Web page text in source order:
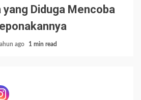
yang Diduga Mencoba
ago 1 min read